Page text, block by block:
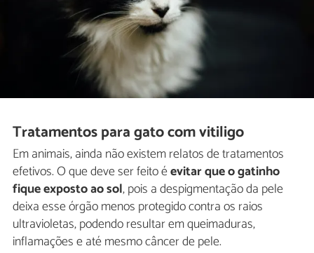
Tratamentos para gato com vitiligo
Em animais, ainda não existem relatos de tratamentos
efetivos. O que deve ser feito éevitar que o gatinho
fique exposto ao sol, pois a despigmentação da pele
deixa esse órgão menos protegido contra os raios
ultravioletas, podendo resultar em queimaduras,
inflamações e até mesmo câncer de pele.